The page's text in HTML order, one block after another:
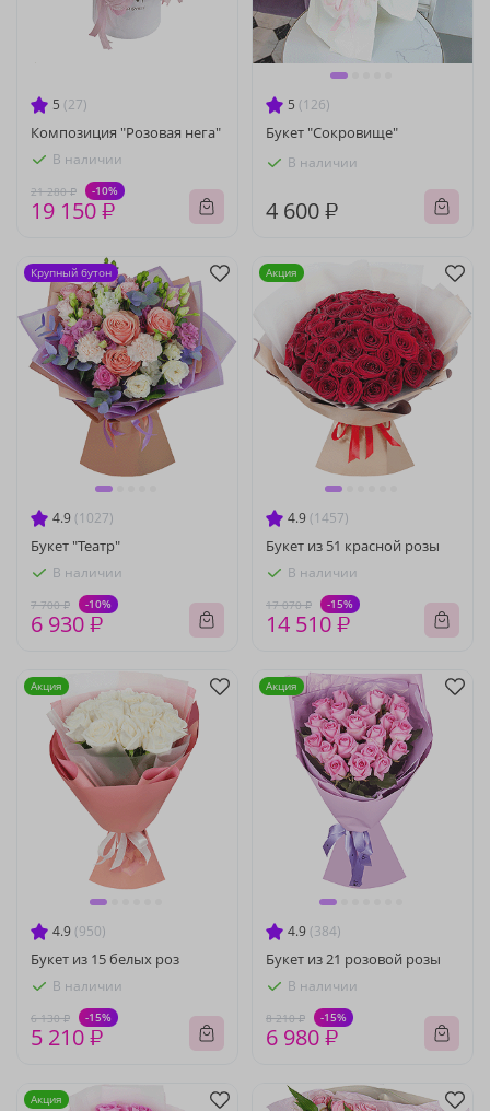
5 (27)
Композиция "Розовая нега"
В наличии
21 280 ₽ -10%
19 150 ₽
5 (126)
Букет "Сокровище"
В наличии
4 600 ₽
4.9 (1027)
Букет "Театр"
В наличии
7 700 ₽ -10%
6 930 ₽
Крупный бутон
4.9 (1457)
Букет из 51 красной розы
В наличии
17 070 ₽ -15%
14 510 ₽
Акция
4.9 (950)
Букет из 15 белых роз
В наличии
6 130 ₽ -15%
5 210 ₽
Акция
4.9 (384)
Букет из 21 розовой розы
В наличии
8 210 ₽ -15%
6 980 ₽
Акция
Акция